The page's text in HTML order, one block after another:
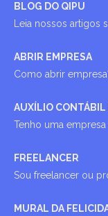
BLOG DO QIPU
Leia nossos
ABRIR EMPRESA
Como abrir
AUXÍLIO CONTÁBIL
Tenho uma
FREELANCER
Sou freelancer ou
MURAL DA